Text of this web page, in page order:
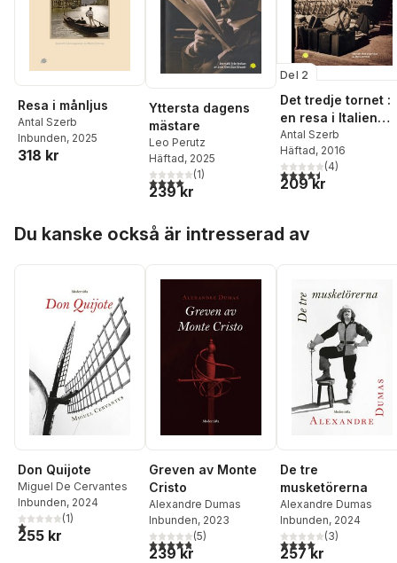
Resa i månljus
Antal Szerb
Inbunden, 2025
318 kr
Yttersta dagens
mästare
Leo Perutz
Häftad, 2025
4,0utav 5 stjärnor. Totalt antal röster:
(1)
239 kr
Del 2
Det tredje tornet :
en resa i Italien
1936
Antal Szerb
Häftad, 2016
4,5utav 5 stjärnor.
(4)
209 kr
Du kanske också är intresserad av
Don Quijote
Miguel De Cervantes
Inbunden, 2024
1,0utav 5 stjärnor. Totalt antal röster:
(1)
255 kr
Greven av Monte
Cristo
Alexandre Dumas
Inbunden, 2023
4,8utav 5 stjärnor. Totalt antal röster:
(5)
239 kr
De tre
musketörerna
Alexandre Dumas
Inbunden, 2024
4,0utav 5 stjärnor.
(3)
257 kr